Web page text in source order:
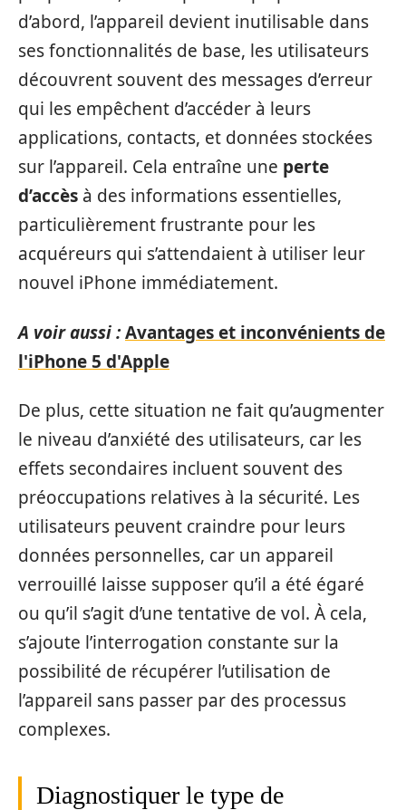
d’abord, l’appareil devient inutilisable dans
ses fonctionnalités de base, les utilisateurs
découvrent souvent des messages d’erreur
qui les empêchent d’accéder à leurs
applications, contacts, et données stockées
sur l’appareil. Cela entraîne une perte
d’accès à des informations essentielles,
particulièrement frustrante pour les
acquéreurs qui s’attendaient à utiliser leur
nouvel iPhone immédiatement.
A voir aussi :Avantages et inconvénients de
l'iPhone 5 d'Apple
De plus, cette situation ne fait qu’augmenter
le niveau d’anxiété des utilisateurs, car les
effets secondaires incluent souvent des
préoccupations relatives à la sécurité. Les
utilisateurs peuvent craindre pour leurs
données personnelles, car un appareil
verrouillé laisse supposer qu’il a été égaré
ou qu’il s’agit d’une tentative de vol. À cela,
s’ajoute l’interrogation constante sur la
possibilité de récupérer l’utilisation de
l’appareil sans passer par des processus
complexes.
Diagnostiquer le type de